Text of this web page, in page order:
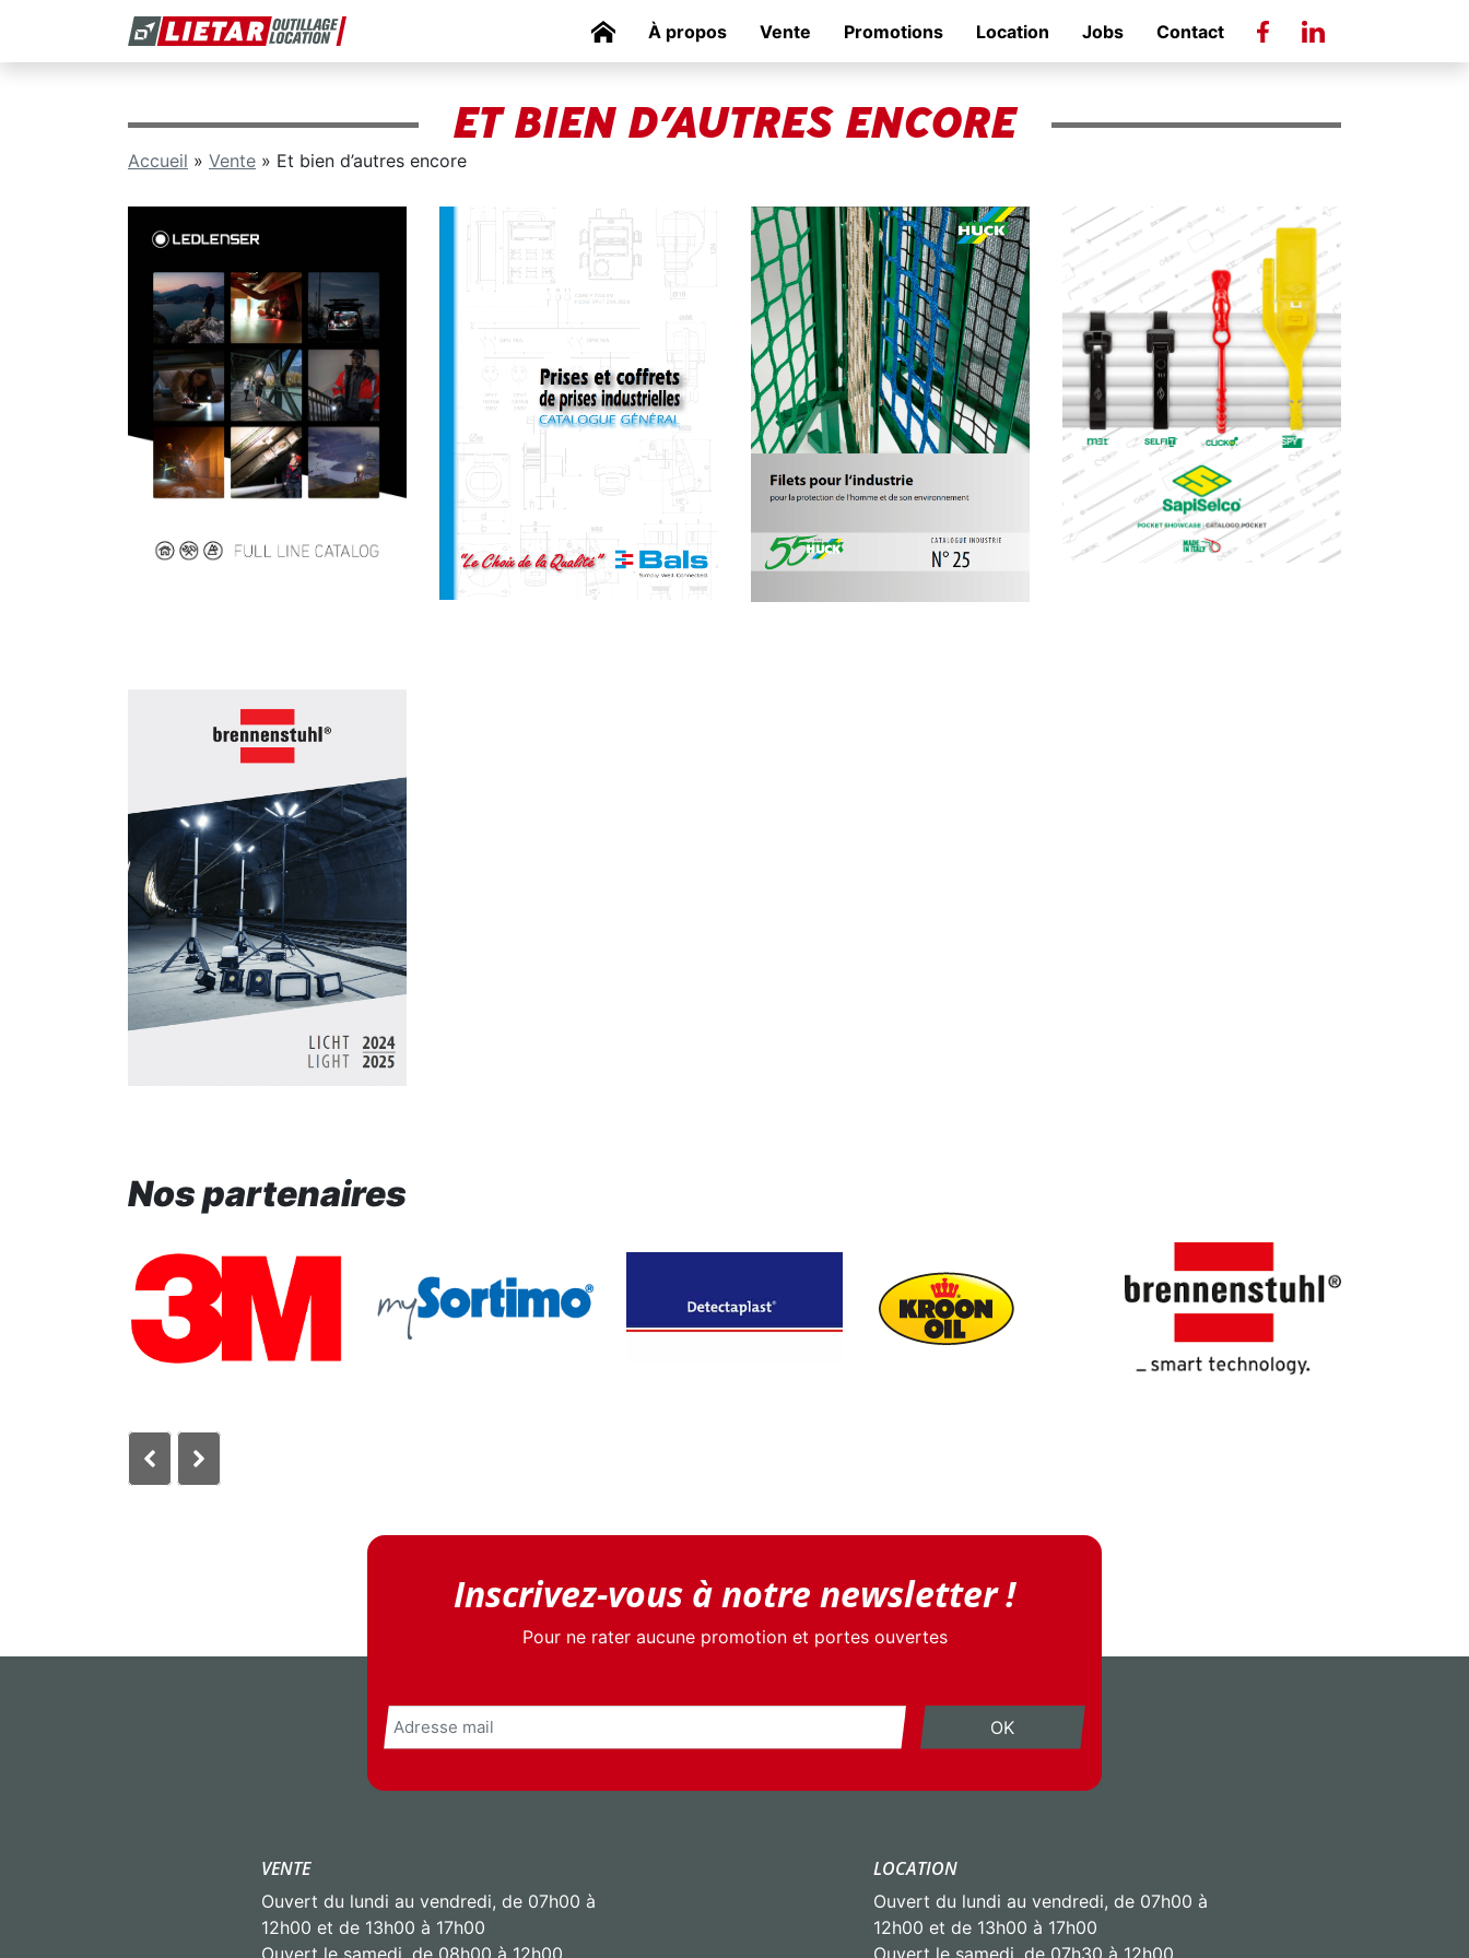
À propos Vente Promotions Location Jobs Contact
ET BIEN D’AUTRES ENCORE
Accueil » Vente » Et bien d’autres encore
Nos partenaires
Inscrivez-vous à notre newsletter !
Pour ne rater aucune promotion et portes ouvertes
E-
mail
OK
VENTE
Ouvert du lundi au vendredi, de 07h00 à
12h00 et de 13h00 à 17h00
Ouvert le samedi, de 08h00 à 12h00
LOCATION
Ouvert du lundi au vendredi, de 07h00 à
12h00 et de 13h00 à 17h00
Ouvert le samedi, de 07h30 à 12h00